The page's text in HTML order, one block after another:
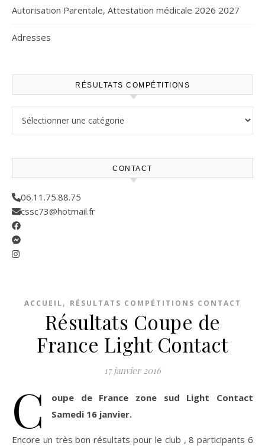
Autorisation Parentale, Attestation médicale 2026 2027
Adresses
RÉSULTATS COMPÉTITIONS
CONTACT
06.11.75.88.75
cssc73@hotmail.fr
ACCUEIL, RÉSULTATS COMPÉTITIONS CONTACT
Résultats Coupe de
France Light Contact
17 janvier 2016
C
oupe de France zone sud Light Contact
Samedi 16 janvier.
Encore un très bon résultats pour le club , 8 participants 6